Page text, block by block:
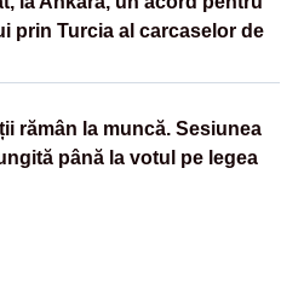
prin Turcia al carcaselor de
rămân la muncă. Sesiunea
până la votul pe legea